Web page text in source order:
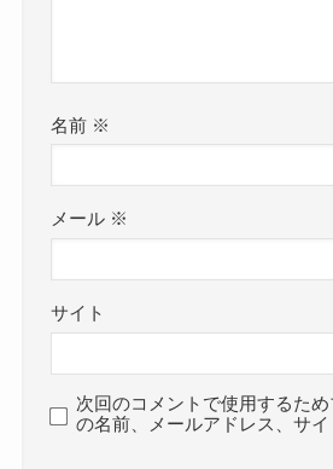
名前 ※
メール ※
サイト
次回のコメントで使用するた
の名前、メールアドレス、サイ